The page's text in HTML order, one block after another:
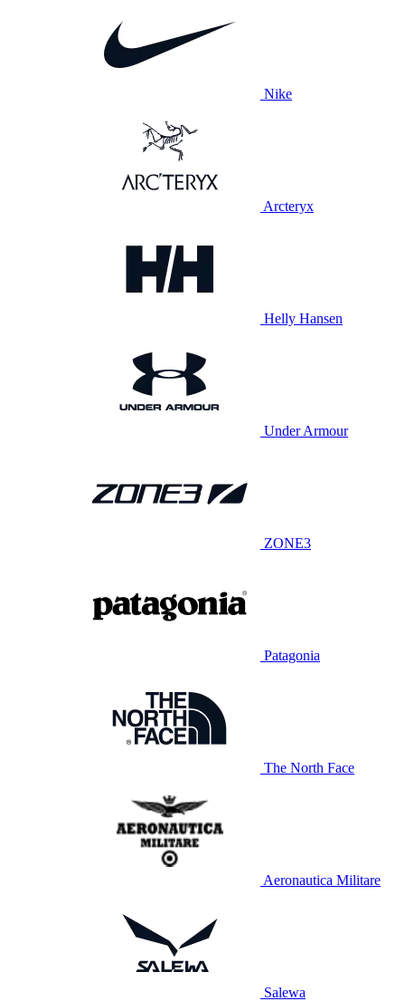
Nike
Arcteryx
Helly Hansen
Under Armour
ZONE3
Patagonia
The North Face
Aeronautica Militare
Salewa